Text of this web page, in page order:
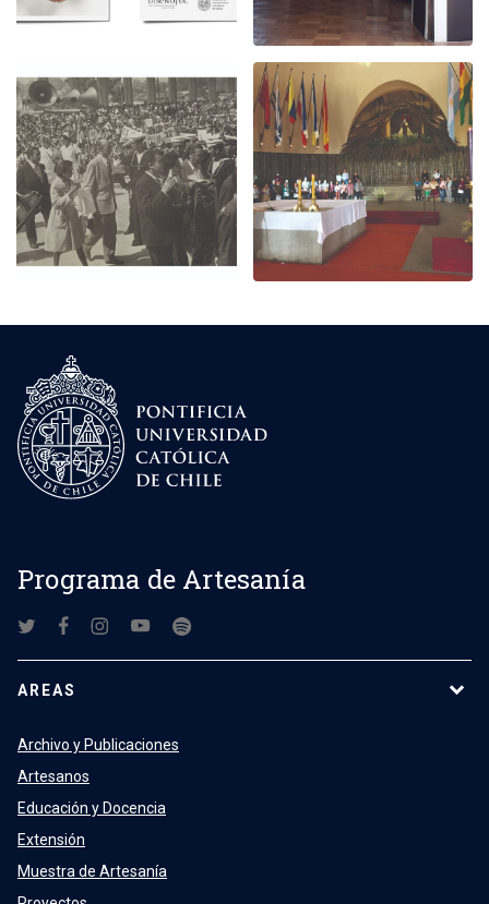
Programa de Artesanía
AREAS
Archivo y Publicaciones
Artesanos
Educación y Docencia
Extensión
Muestra de Artesanía